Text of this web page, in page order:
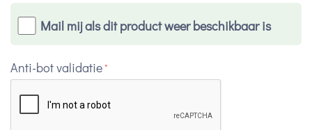
Mail mij als dit product weer beschikbaar is
Anti-bot validatie